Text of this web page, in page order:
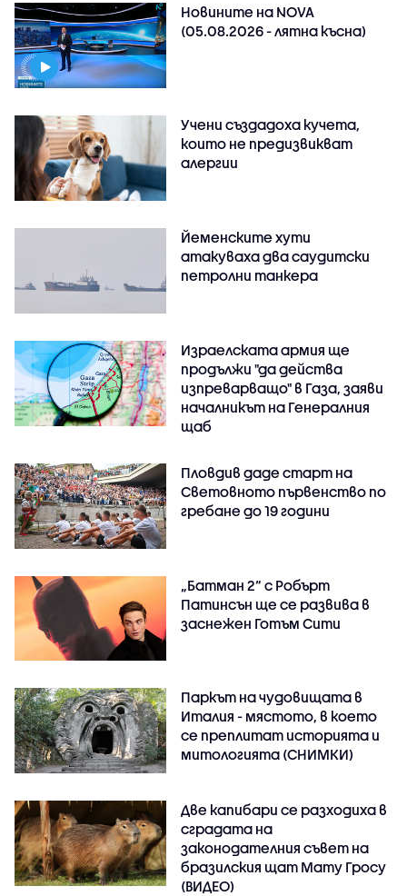
Новините на NOVA
(05.08.2026 - лятна късна)
Учени създадоха кучета,
които не предизвикват
алергии
Йеменските хути
атакуваха два саудитски
петролни танкера
Израелската армия ще
продължи "да действа
изпреварващо" в Газа, заяви
началникът на Генералния
щаб
Пловдив даде старт на
Световното първенство по
гребане до 19 години
„Батман 2“ с Робърт
Патинсън ще се развива в
заснежен Готъм Сити
Паркът на чудовищата в
Италия - мястото, в което
се преплитат историята и
митологията (СНИМКИ)
Две капибари се разходиха в
сградата на
законодателния съвет на
бразилския щат Мату Гросу
(ВИДЕО)